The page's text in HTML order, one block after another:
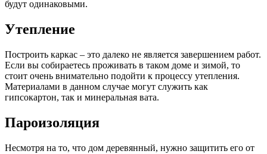
будут одинаковыми.
Утепление
Построить каркас – это далеко не является завершением работ.
Если вы собираетесь проживать в таком доме и зимой, то
стоит очень внимательно подойти к процессу утепления.
Материалами в данном случае могут служить как
гипсокартон, так и минеральная вата.
Пароизоляция
Несмотря на то, что дом деревянный, нужно защитить его от